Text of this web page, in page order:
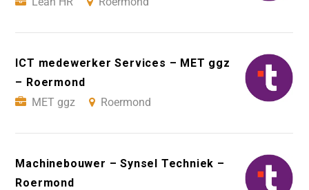
ICT medewerker Services – MET ggz
– Roermond
MET ggz
Roermond
Machinebouwer – Synsel Techniek –
Roermond